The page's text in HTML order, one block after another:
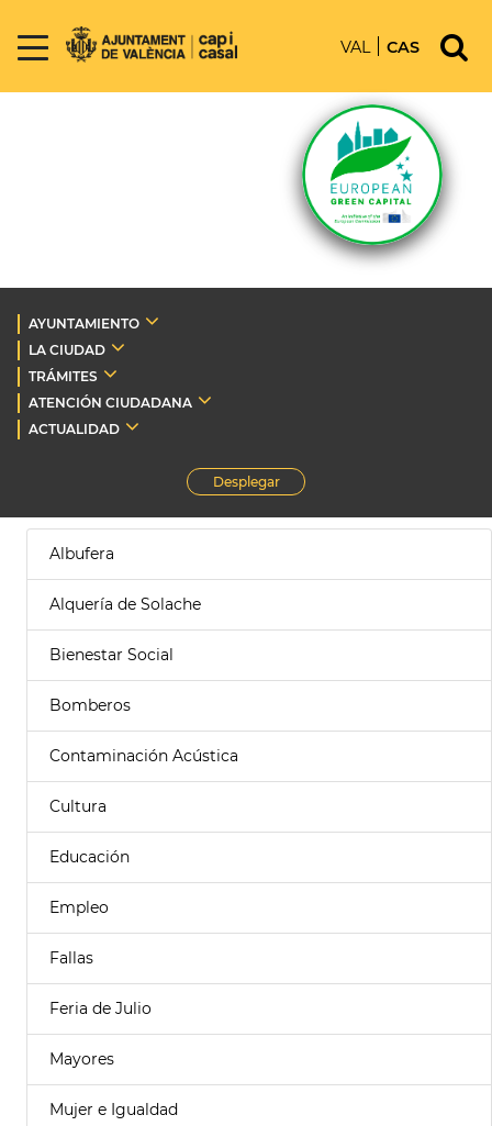
VAL CAS
AYUNTAMIENTO
LA CIUDAD
TRÁMITES
ATENCIÓN CIUDADANA
ACTUALIDAD
Desplegar
Albufera
Alquería de Solache
Bienestar Social
Bomberos
Contaminación Acústica
Cultura
Educación
Empleo
Fallas
Feria de Julio
Mayores
Mujer e Igualdad